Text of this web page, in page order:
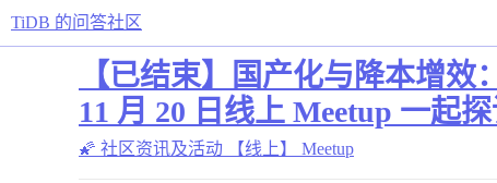
TiDB 的问答社区
【已结束】国产化与降本增效
11 月 20 日线上 Meetup 一起探
🌠 社区资讯及活动 【线上】 Meetup